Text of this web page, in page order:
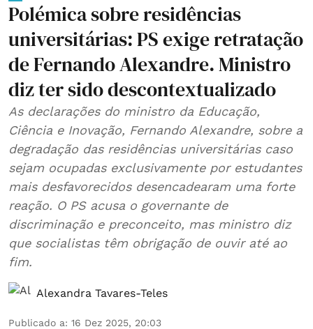
Polémica sobre residências
universitárias: PS exige retratação
de Fernando Alexandre. Ministro
diz ter sido descontextualizado
As declarações do ministro da Educação,
Ciência e Inovação, Fernando Alexandre, sobre a
degradação das residências universitárias caso
sejam ocupadas exclusivamente por estudantes
mais desfavorecidos desencadearam uma forte
reação. O PS acusa o governante de
discriminação e preconceito, mas ministro diz
que socialistas têm obrigação de ouvir até ao
fim.
Alexandra Tavares-Teles
Publicado a: 16 Dez 2025, 20:03